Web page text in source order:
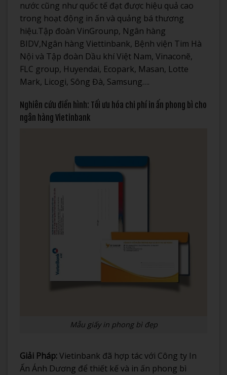
nước cũng như quốc tế đạt được hiệu quả cao
trong hoạt động in ấn và quảng bá thương
hiệu.Tập đoàn VinGrounp, Ngân hàng
BIDV,Ngân hàng Viettinbank, Bệnh viện Tim Hà
Nội và Tập đoàn Dầu khí Việt Nam, Vinaconẽ,
FLC group, Huyendai, Ecopark, Masan, Lotte
Mark, Licogi, Sông Đà, Samsung….
Nghiên cứu điển hình: Tối ưu hóa chi phí in ấn phong bì cho
ngân hàng Vietinbank
Mẫu giấy in phong bì đẹp
Giải Pháp:Vietinbank đã hợp tác với Công ty In
Ấn Ánh Dương để thiết kế và in ấn phong bì